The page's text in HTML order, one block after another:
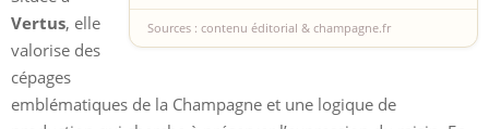
Sources : contenu éditorial & champagne.fr
Vertus, elle
valorise des
cépages
emblématiques de la Champagne et une logique de